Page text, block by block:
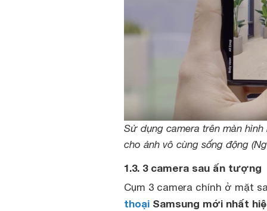
Sử dụng camera trên màn
cho ảnh vô cùng sống động
1.3. 3 camera sau ấn tượng
Cụm 3 camera chính ở mặt
thoại Samsung mới nhất